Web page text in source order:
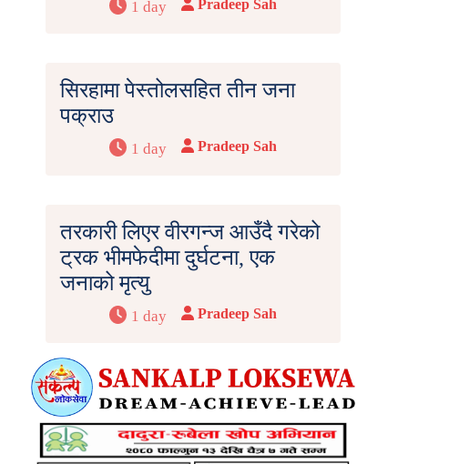
1 day Pradeep Sah
सिरहामा पेस्तोलसहित तीन जना
पक्राउ
1 day Pradeep Sah
तरकारी लिएर वीरगन्ज आउँदै गरेको
ट्रक भीमफेदीमा दुर्घटना, एक
जनाको मृत्यु
1 day Pradeep Sah